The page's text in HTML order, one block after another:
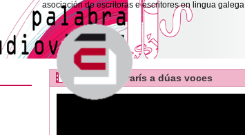
asociación de escritoras e escritores en lingua galega
Historia de París a dúas voces